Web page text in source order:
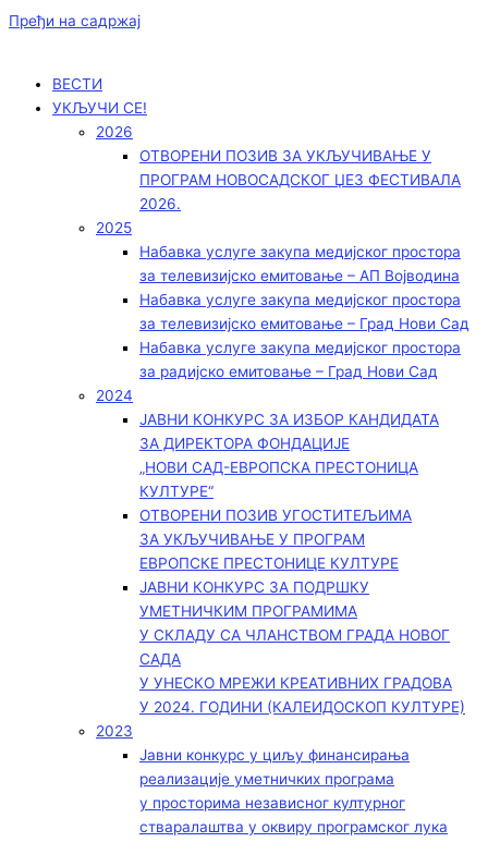
Пређи на садржај
ВЕСТИ
УКЉУЧИ СЕ!
2026
ОТВОРЕНИ ПОЗИВ ЗА УКЉУЧИВАЊЕ У
ПРОГРАМ НОВОСАДСКОГ ЏЕЗ ФЕСТИВАЛА
2026.
2025
Набавка услуге закупа медијског простора
за телевизијско емитовање – АП Војводинa
Набавка услуге закупа медијског простора
за телевизијско емитовање – Град Нови Сад
Набавка услуге закупа медијског простора
за радијско емитовање – Град Нови Сад
2024
ЈАВНИ КОНКУРС ЗА ИЗБОР КАНДИДАТА
ЗА ДИРЕКТОРА ФОНДАЦИЈЕ
„НОВИ САД-ЕВРОПСКА ПРЕСТОНИЦА
КУЛТУРЕ“
ОТВОРЕНИ ПОЗИВ УГОСТИТЕЉИМА
ЗА УКЉУЧИВАЊЕ У ПРОГРАМ
ЕВРОПСКЕ ПРЕСТОНИЦЕ КУЛТУРЕ
ЈАВНИ КОНКУРС ЗА ПОДРШКУ
УМЕТНИЧКИМ ПРОГРАМИМА
У СКЛАДУ СА ЧЛАНСТВОМ ГРАДА НОВОГ
САДА
У УНЕСКО МРЕЖИ КРЕАТИВНИХ ГРАДОВА
У 2024. ГОДИНИ (КАЛЕИДОСКОП КУЛТУРЕ)
2023
Јавни конкурс у циљу финансирања
реализације уметничких програма
у просторима независног културног
стваралаштва у оквиру програмског лука